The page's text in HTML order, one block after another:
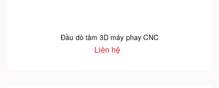
Đầu dò tâm 3D máy phay CNC
Liên hệ